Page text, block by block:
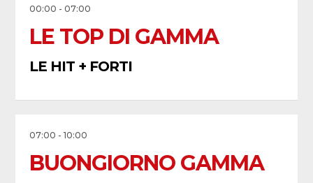
00:00 - 07:00
LE TOP DI GAMMA
LE HIT + FORTI
07:00 - 10:00
BUONGIORNO GAMMA